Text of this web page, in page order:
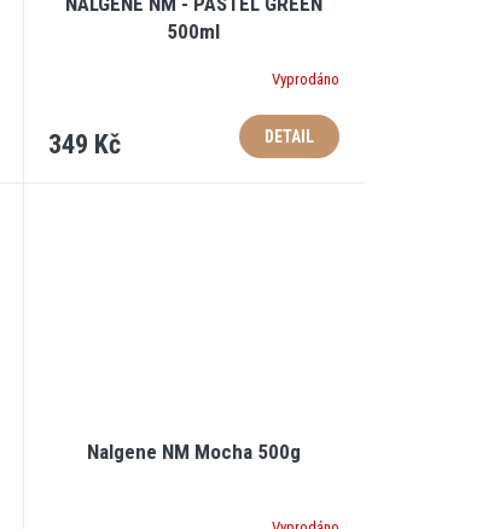
500ml
Vyprodáno
349 Kč DETAIL
Nalgene NM Mocha 500g